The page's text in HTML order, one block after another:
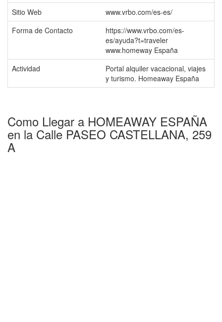
Sitio Web
www.vrbo.com/es-es/
Forma de Contacto
https://www.vrbo.com/es-
es/ayuda?t=traveler
www.homeway España
Actividad
Portal alquiler vacacional, viajes
y turismo. Homeaway España
Como Llegar a HOMEAWAY ESPAÑA
en la Calle PASEO CASTELLANA, 259
A